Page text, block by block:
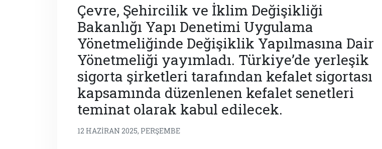
Çevre, Şehircilik ve İklim Değişikliği
Bakanlığı Yapı Denetimi Uygulama
Yönetmeliğinde Değişiklik Yapılmasına Dair
Yönetmeliği yayımladı. Türkiye’de yerleşik
sigorta şirketleri tarafından kefalet sigortası
kapsamında düzenlenen kefalet senetleri
teminat olarak kabul edilecek.
12 HAZIRAN 2025, PERŞEMBE